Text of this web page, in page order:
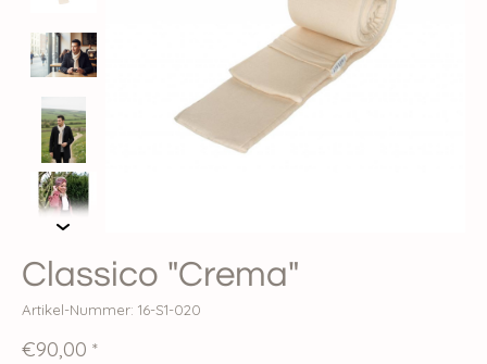
Classico "Crema"
Artikel-Nummer: 16-S1-020
€90,00 *